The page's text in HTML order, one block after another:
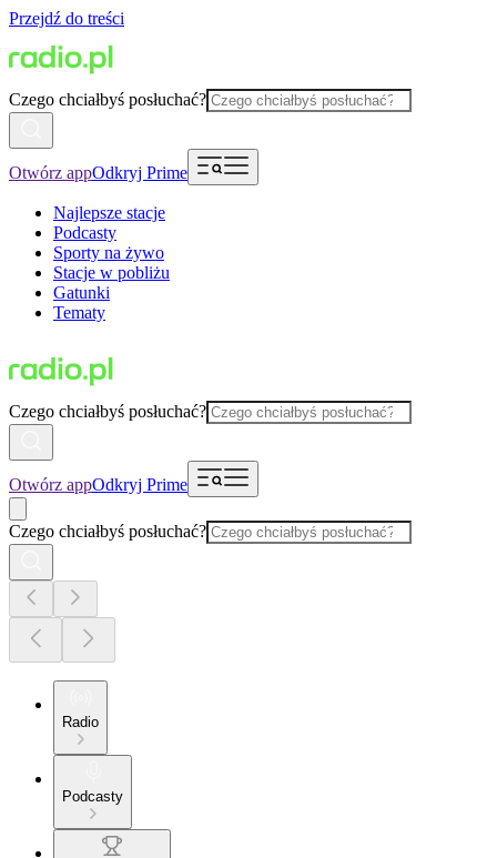
Przejdź do treści
Czego chciałbyś posłuchać?
Otwórz appOdkryj Prime
Najlepsze stacje
Podcasty
Sporty na żywo
Stacje w pobliżu
Gatunki
Tematy
Czego chciałbyś posłuchać?
Otwórz appOdkryj Prime
Czego chciałbyś posłuchać?
Radio
Podcasty